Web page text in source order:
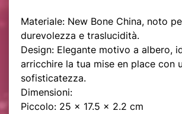
Materiale: New Bone China, noto
durevolezza e traslucidità.
Design: Elegante motivo a albero,
arricchire la tua mise en place con
sofisticatezza.
Dimensioni:
Piccolo: 25 x 17.5 x 2.2 cm